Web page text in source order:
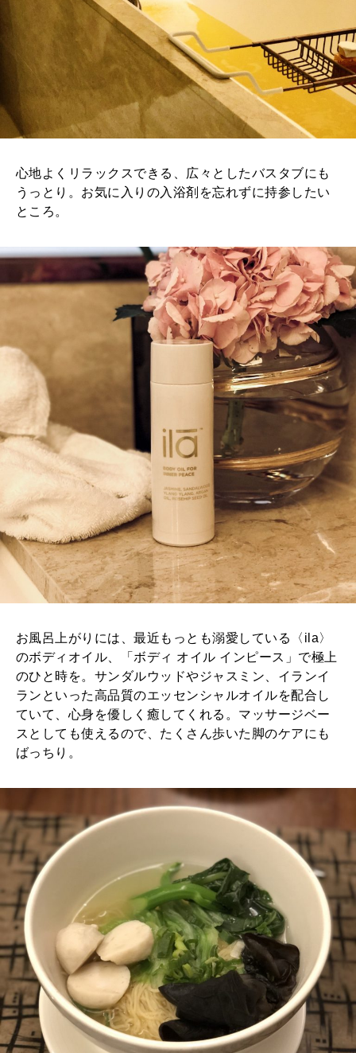
心地よくリラックスできる、広々としたバスタブにも
うっとり。お気に入りの入浴剤を忘れずに持参したい
ところ。
お風呂上がりには、最近もっとも溺愛している〈ila〉
のボディオイル、「ボディ オイル インピース」で極上
のひと時を。サンダルウッドやジャスミン、イランイ
ランといった高品質のエッセンシャルオイルを配合し
ていて、心身を優しく癒してくれる。マッサージベー
スとしても使えるので、たくさん歩いた脚のケアにも
ばっちり。